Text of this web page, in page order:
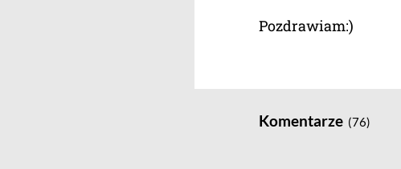
Pozdrawiam:)
Komentarze (76)